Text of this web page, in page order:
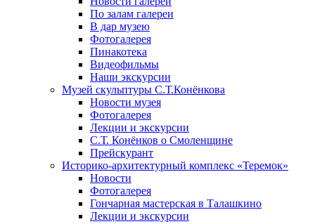
По залам галереи
В дар музею
Фотогалерея
Пинакотека
Видеофильмы
Наши экскурсии
Музей скульптуры С.Т.Конёнкова
Новости музея
Фотогалерея
Лекции и экскурсии
С.Т. Конёнков о Смоленщине
Прейскурант
Историко-архитектурный комплекс «Теремок»
Новости
Фотогалерея
Гончарная мастерская в Талашкино
Лекции и экскурсии